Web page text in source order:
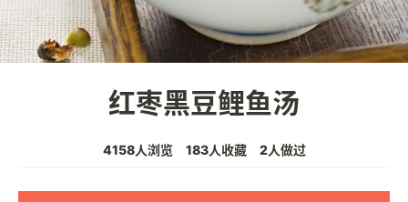
红枣黑豆鲤鱼汤
4158人浏览 183人收藏 2人做过